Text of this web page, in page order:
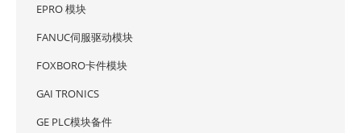
EPRO 模块
FANUC伺服驱动模块
FOXBORO卡件模块
GAI TRONICS
GE PLC模块备件